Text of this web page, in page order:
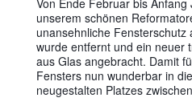
unserem schönen
unansehnliche
wurde entfernt und ein neuer
aus Glas angebracht. Damit
Fensters nun wunderbar in
neugestalten Platzes